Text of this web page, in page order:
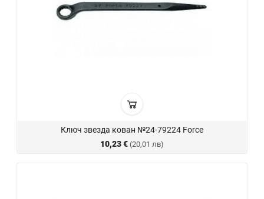
Ключ звезда кован №24-79224 Force
10,23 € (20,01 лв)